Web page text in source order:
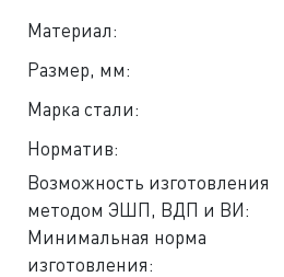
Материал:
Размер, мм:
Марка стали:
Норматив:
Возможность изготовления
методом ЭШП, ВДП и ВИ:
Минимальная норма
изготовления: